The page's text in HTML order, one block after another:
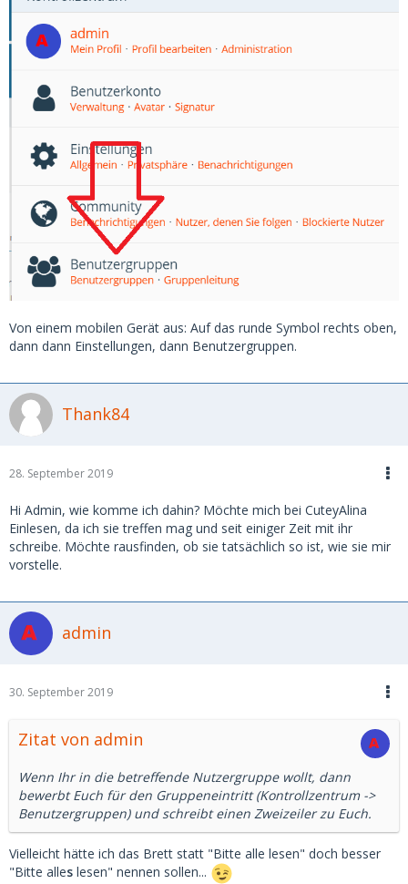
Von einem mobilen Gerät aus: Auf das runde Symbol rechts oben,
dann dann Einstellungen, dann Benutzergruppen.
Thank84
28. September 2019
Hi Admin, wie komme ich dahin? Möchte mich bei CuteyAlina
Einlesen, da ich sie treffen mag und seit einiger Zeit mit ihr
schreibe. Möchte rausfinden, ob sie tatsächlich so ist, wie sie mir
vorstelle.
admin
30. September 2019
Zitat von admin
Wenn Ihr in die betreffende Nutzergruppe wollt, dann
bewerbt Euch für den Gruppeneintritt (Kontrollzentrum ->
Benutzergruppen) und schreibt einen Zweizeiler zu Euch.
Vielleicht hätte ich das Brett statt "Bitte alle lesen" doch besser
"Bitte alles lesen" nennen sollen...